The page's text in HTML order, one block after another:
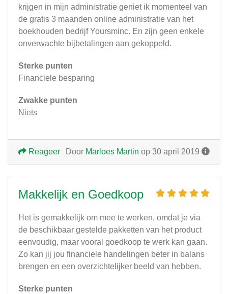
krijgen in mijn administratie geniet ik momenteel van
de gratis 3 maanden online administratie van het
boekhouden bedrijf Yoursminc. En zijn geen enkele
onverwachte bijbetalingen aan gekoppeld.
Sterke punten
Financiele besparing
Zwakke punten
Niets
Door Marloes Martin op 30 april 2019
Reageer
Makkelijk en Goedkoop
Het is gemakkelijk om mee te werken, omdat je via
de beschikbaar gestelde pakketten van het product
eenvoudig, maar vooral goedkoop te werk kan gaan.
Zo kan jij jou financiele handelingen beter in balans
brengen en een overzichtelijker beeld van hebben.
Sterke punten